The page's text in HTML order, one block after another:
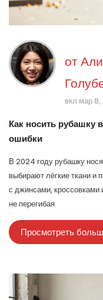
от
вкл мар
Как носить рубашку
ошибки
В 2024 году рубашку
выбирают лёгкие ткани и
с джинсами, кроссовками
не перегибая.
Просмотреть